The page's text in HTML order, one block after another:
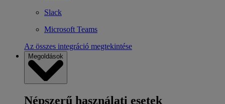
Slack
Microsoft Teams
Az összes integráció megtekintése
Megoldások
Népszerű használati esetek